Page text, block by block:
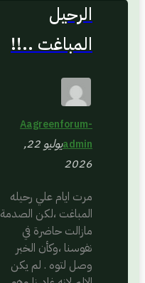
الرحيل
المباغت ..!!
Aagreenforum-
admin
يوليو 22,
2026
مرت ايام علي رحيله
المباغت ،لكن الصدمة
مازالت حاضرة في
نفوسنا ،وكأن الخبر
وصل لتوه . لم يكن